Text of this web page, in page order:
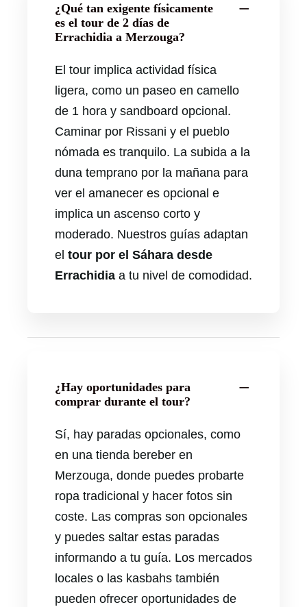
¿Qué tan exigente físicamente
es el tour de 2 días de
Errachidia a Merzouga?
El tour implica actividad física
ligera, como un paseo en camello
de 1 hora y sandboard opcional.
Caminar por Rissani y el pueblo
nómada es tranquilo. La subida a la
duna temprano por la mañana para
ver el amanecer es opcional e
implica un ascenso corto y
moderado. Nuestros guías adaptan
el tour por el Sáhara desde
Errachidia a tu nivel de comodidad.
¿Hay oportunidades para
comprar durante el tour?
Sí, hay paradas opcionales, como
en una tienda bereber en
Merzouga, donde puedes probarte
ropa tradicional y hacer fotos sin
coste. Las compras son opcionales
y puedes saltar estas paradas
informando a tu guía. Los mercados
locales o las kasbahs también
pueden ofrecer oportunidades de